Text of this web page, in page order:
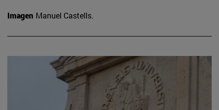
Imagen Manuel Castells.